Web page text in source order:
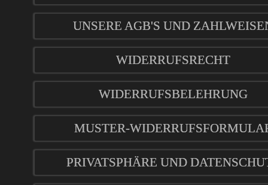
UNSERE AGB'S UND
WIDERRUFSRECHT
WIDERRUFSBELEHRUNG
MUSTER-
PRIVATSPHÄRE UND